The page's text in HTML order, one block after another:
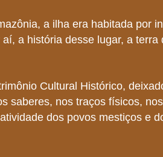
a ilha era habitada por
a história desse lugar, a terra
Cultural Histórico,
saberes, nos traços físicos,
dos povos mestiços e